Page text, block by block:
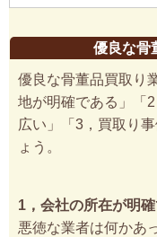
優良な骨
優良な骨董品買取り
地が明確である」「
広い」「3，買取り
ょう。
1，会社の所在が明
悪徳な業者は何かあ